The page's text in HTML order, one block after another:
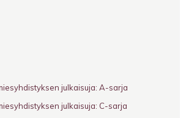
julkaisuja: A-sarja
julkaisuja: C-sarja